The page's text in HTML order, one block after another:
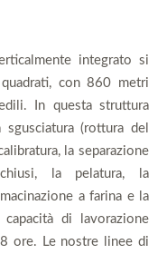
integrato si
con 860 metri
In questa struttura
(rottura del
la separazione
la pelatura, la
a farina e la
di lavorazione
ore. Le nostre linee di